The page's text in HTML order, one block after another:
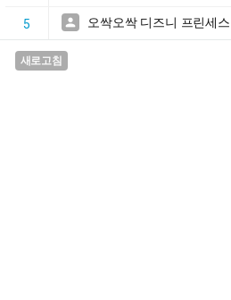
5  오싹오싹 디즈니 프린세
새로고침